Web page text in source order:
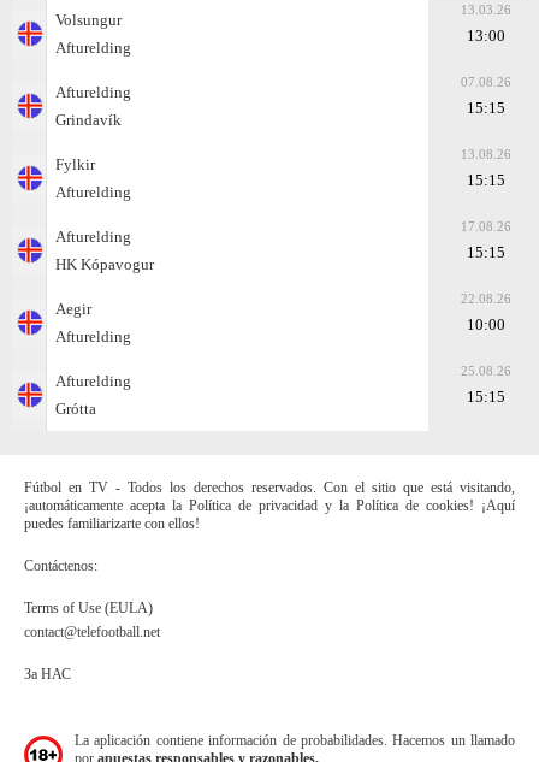
Volsungur
Afturelding
13.03.26
13:00
Afturelding
Grindavík
07.08.26
15:15
Fylkir
Afturelding
13.08.26
15:15
Afturelding
HK Kópavogur
17.08.26
15:15
Aegir
Afturelding
22.08.26
10:00
Afturelding
Grótta
25.08.26
15:15
Fútbol en TV - Todos los derechos reservados. Con el sitio que está visitando,
¡automáticamente acepta la Política de privacidad y la Política de cookies! ¡Aquí
puedes familiarizarte con ellos!
Contáctenos:
Terms of Use (EULA)
contact@telefootball.net
За НАС
La aplicación contiene información de probabilidades. Hacemos un llamado
por apuestas responsables y razonables.